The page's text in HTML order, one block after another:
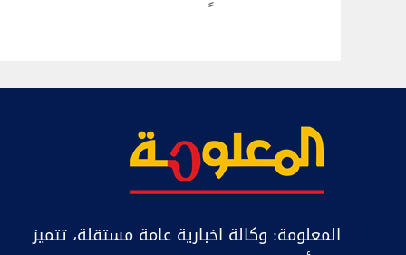
المعلومة: وكالة اخبارية عامة مستقلة، تتميز